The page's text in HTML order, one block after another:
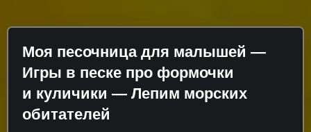
Моя песочница для малышей —
Игры в песке про формочки
и куличики — Лепим морских
обитателей